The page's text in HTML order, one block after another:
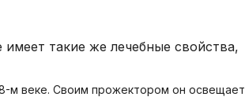
имеет такие же лечебные свойства,
м веке. Своим прожектором он освещает